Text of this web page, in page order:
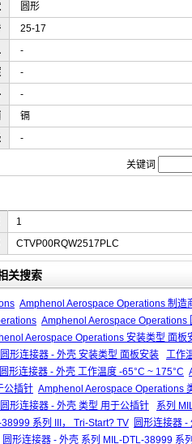
圆形
25-17
-
-
-
镉
-
关键词
1
CTVP00RQW2517PLC
关搜索
Amphenol Aerospace Operations 制
Amphenol Aerospace Operations
Aerospace Operations 安装类型 面板
形连接器 - 外壳 安装类型 面板安装
工作
圆形连接器 - 外壳 工作温度 -65°C ~ 175°C
公插针 Amphenol Aerospace Operations
形连接器 - 外壳 类型 用于公插针
系列
系列 III， Tri-Start? TV 圆形连接器
形连接器 - 外壳 系列 MIL-DTL-38999 系